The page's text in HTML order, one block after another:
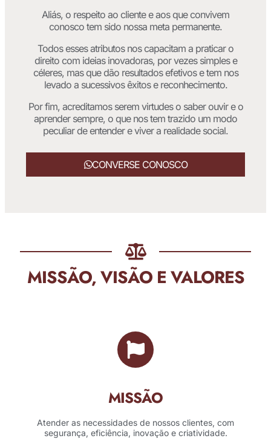
Aliás, o respeito ao cliente e aos que convivem
conosco tem sido nossa meta permanente.
Todos esses atributos nos capacitam a praticar o
direito com ideias inovadoras, por vezes simples e
céleres, mas que dão resultados efetivos e tem nos
levado a sucessivos êxitos e reconhecimento.
Por fim, acreditamos serem virtudes o saber ouvir e o
aprender sempre, o que nos tem trazido um modo
peculiar de entender e viver a realidade social.
CONVERSE CONOSCO
MISSÃO, VISÃO E VALORES
MISSÃO
Atender as necessidades de nossos clientes, com
segurança, eficiência, inovação e criatividade.